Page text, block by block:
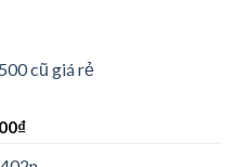
cũ giá rẻ
₫